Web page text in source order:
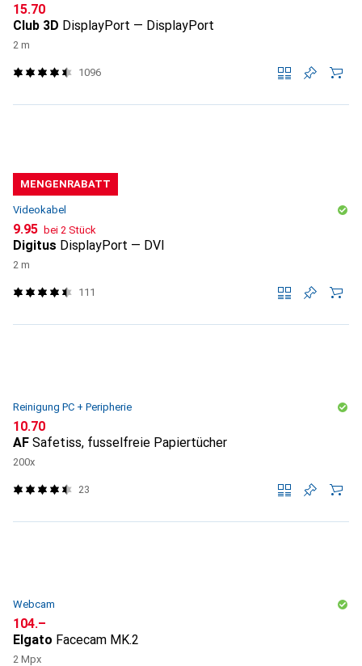
CHF
15.70
Club 3D DisplayPort — DisplayPort
2 m
1096
MENGENRABATT
Videokabel
CHF
9.95 bei 2 Stück
Digitus DisplayPort — DVI
2 m
111
Reinigung PC + Peripherie
CHF
10.70
AF Safetiss, fusselfreie Papiertücher
200x
23
Webcam
CHF
104.–
Elgato Facecam MK.2
2 Mpx